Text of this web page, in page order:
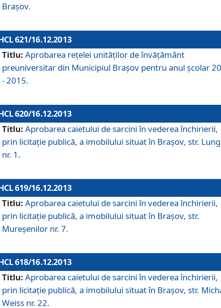
Braşov.
621/16.12.2013
Titlu: Aprobarea reţelei unităţilor de învăţământ
preuniversitar din Municipiul Braşov pentru anul şcolar
- 2015.
620/16.12.2013
Titlu: Aprobarea caietului de sarcini în vederea închirierii,
prin licitaţie publică, a imobilului situat în Braşov, str.
nr. 1.
619/16.12.2013
Titlu: Aprobarea caietului de sarcini în vederea închirierii,
prin licitaţie publică, a imobilului situat în Braşov, str.
Mureşenilor nr. 7.
618/16.12.2013
Titlu: Aprobarea caietului de sarcini în vederea închirierii,
prin licitaţie publică, a imobilului situat în Braşov, str.
Weiss nr. 22.